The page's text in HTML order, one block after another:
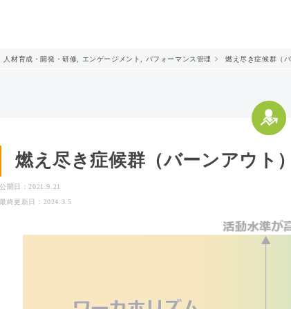
人材育成・開発・研修 エンゲージメント パフォーマンス管理 燃え尽き症候群（
燃え尽き症候群（バーンアウト
公開日：2021.9.21
最終更新日：2024.3.5